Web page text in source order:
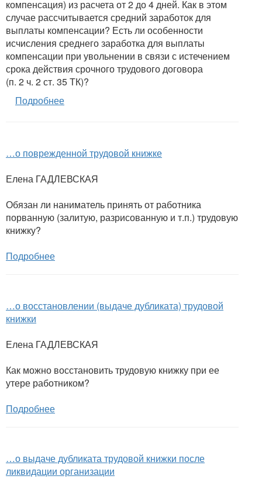
компенсация) из расчета от 2 до 4 дней. Как в этом
случае рассчитывается средний заработок для
выплаты компенсации? Есть ли особенности
исчисления среднего заработка для выплаты
компенсации при увольнении в связи с истечением
срока действия срочного трудового договора
(п. 2 ч. 2 ст. 35 ТК)?
Подробнее
…о поврежденной трудовой книжке
Елена ГАДЛЕВСКАЯ
Обязан ли наниматель принять от работника
порванную (залитую, разрисованную и т.п.) трудовую
книжку?
Подробнее
…о восстановлении (выдаче дубликата) трудовой
книжки
Елена ГАДЛЕВСКАЯ
Как можно восстановить трудовую книжку при ее
утере работником?
Подробнее
…о выдаче дубликата трудовой книжки после
ликвидации организации